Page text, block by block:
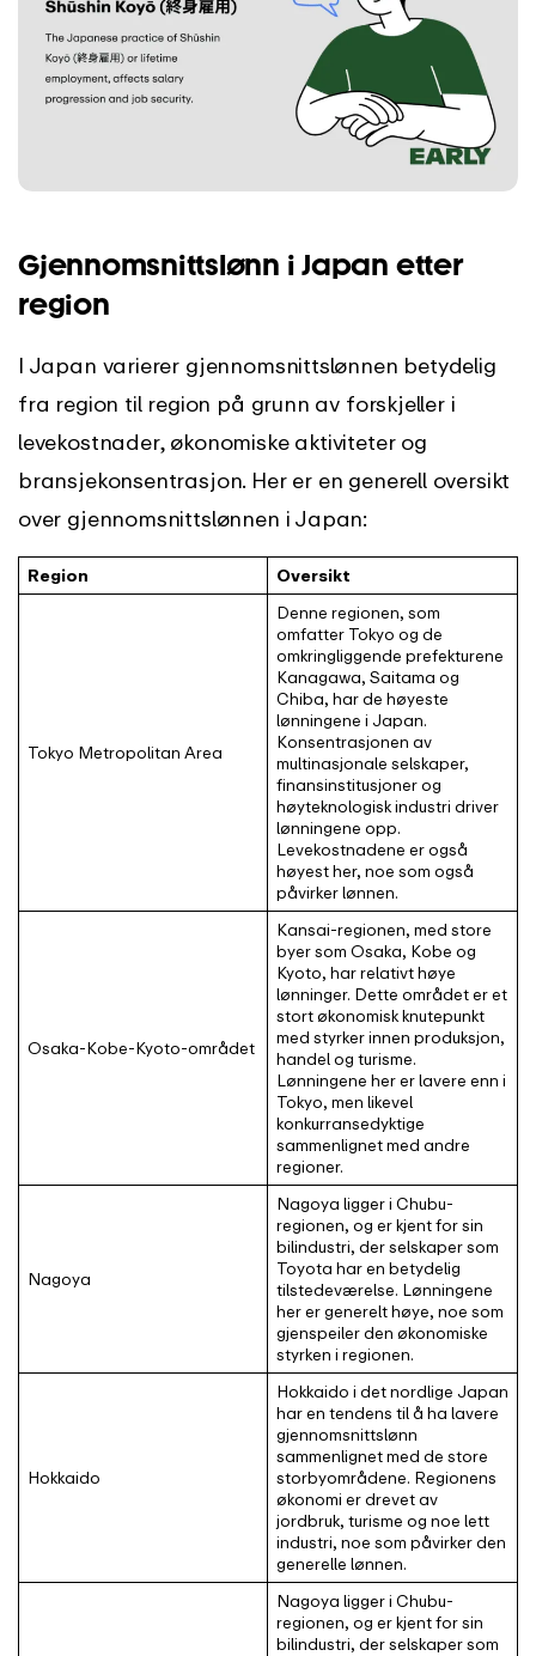
Gjennomsnittslønn i Japan etter
region
I Japan varierer gjennomsnittslønnen betydelig
fra region til region på grunn av forskjeller i
levekostnader, økonomiske aktiviteter og
bransjekonsentrasjon. Her er en generell oversikt
over gjennomsnittslønnen i Japan:
Region Oversikt
Tokyo Metropolitan Area
Denne regionen, som
omfatter Tokyo og de
omkringliggende prefekturene
Kanagawa, Saitama og
Chiba, har de høyeste
lønningene i Japan.
Konsentrasjonen av
multinasjonale selskaper,
finansinstitusjoner og
høyteknologisk industri driver
lønningene opp.
Levekostnadene er også
høyest her, noe som også
påvirker lønnen.
Osaka-Kobe-Kyoto-området
Kansai-regionen, med store
byer som Osaka, Kobe og
Kyoto, har relativt høye
lønninger. Dette området er et
stort økonomisk knutepunkt
med styrker innen produksjon,
handel og turisme.
Lønningene her er lavere enn i
Tokyo, men likevel
konkurransedyktige
sammenlignet med andre
regioner.
Nagoya
Nagoya ligger i Chubu-
regionen, og er kjent for sin
bilindustri, der selskaper som
Toyota har en betydelig
tilstedeværelse. Lønningene
her er generelt høye, noe som
gjenspeiler den økonomiske
styrken i regionen.
Hokkaido
Hokkaido i det nordlige Japan
har en tendens til å ha lavere
gjennomsnittslønn
sammenlignet med de store
storbyområdene. Regionens
økonomi er drevet av
jordbruk, turisme og noe lett
industri, noe som påvirker den
generelle lønnen.
Nagoya ligger i Chubu-
regionen, og er kjent for sin
bilindustri, der selskaper som